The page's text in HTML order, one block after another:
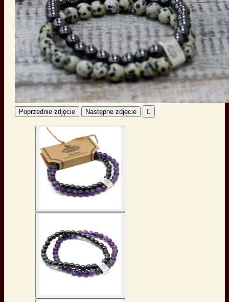
Poprzednie zdjęcie Następne zdjęcie 